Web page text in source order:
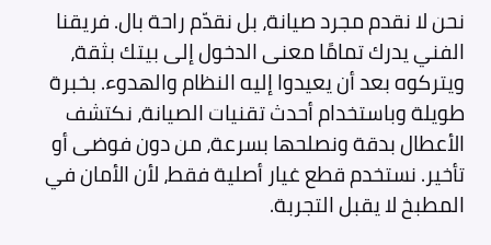
نحن لا نقدم مجرد صيانة، بل نقدّم راحة بال. فريقنا
الفني يدرك تمامًا معنى الدخول إلى بيتك بثقة،
ويتركوه بعد أن يعيدوا إليه النظام والهدوء. بخبرة
طويلة وباستخدام أحدث تقنيات الصيانة، نكتشف
الأعطال بدقة ونصلحها بسرعة، من دون فوضى أو
تأخير. نستخدم قطع غيار أصلية فقط، لأن الأمان في
المطبخ لا يقبل التجربة.